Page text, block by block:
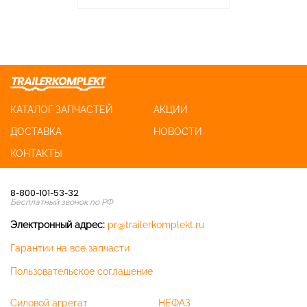
КАТАЛОГ ЗАПЧАСТЕЙ
АКЦИИ
ДОСТАВКА
НОВОСТИ
КОНТАКТЫ
8-800-101-53-32
Бесплатный звонок по РФ
Электронный адрес: pr@trailerkomplekt.ru
Гарантии на все запчасти
Пользовательское соглашение
Силовой агрегат НЕФАЗ